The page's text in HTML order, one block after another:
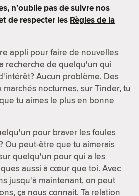
n'oublie pas de suivre nos
de respecter lesRègles de la
appli pour faire de nouvelles
recherche de quelqu'un qui
Aucun problème. Des
nocturnes, sur Tinder, tu
tu aimes le plus en bonne
pour braver les foules
Ou peut-être que tu aimerais
quelqu'un pour qui a les
aussi à cœur que toi. Avec
jusqu'à maintenant, on peut
ça nous connait. Ta relation